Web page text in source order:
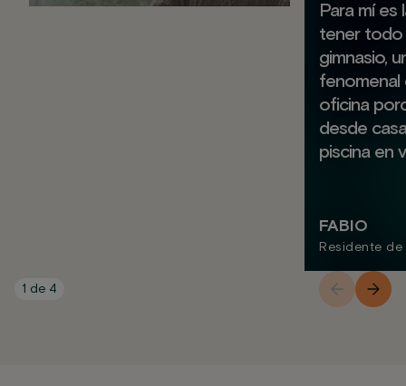
Para mí
tener todo
gimnasio,
fenomenal
oficina
desde
piscina en
FABIO
Residente
1 de 4